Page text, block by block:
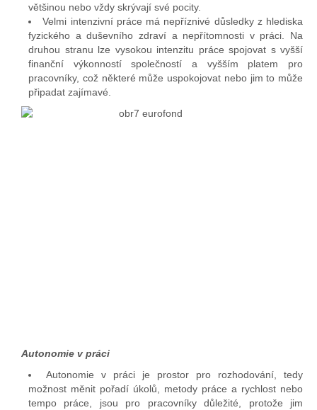
většinou nebo vždy skrývají své pocity.
Velmi intenzivní práce má nepříznivé důsledky z hlediska
fyzického a duševního zdraví a nepřítomnosti v práci. Na
druhou stranu lze vysokou intenzitu práce spojovat s vyšší
finanční výkonností společností a vyšším platem pro
pracovníky, což některé může uspokojovat nebo jim to může
připadat zajímavé.
Autonomie v práci
Autonomie v práci je prostor pro rozhodování, tedy
možnost měnit pořadí úkolů, metody práce a rychlost nebo
tempo práce, jsou pro pracovníky důležité, protože jim